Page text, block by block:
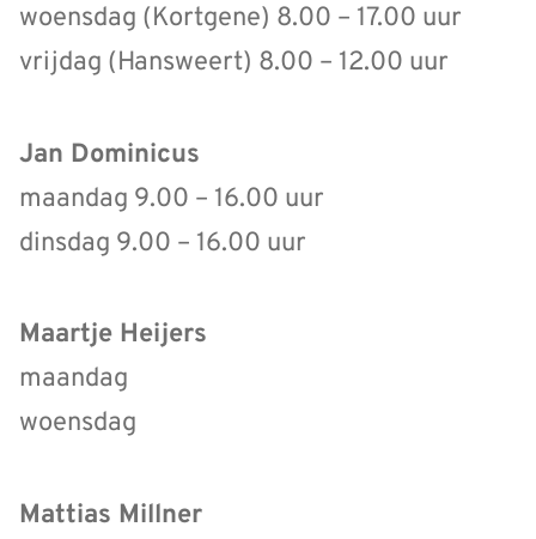
woensdag (Kortgene) 8.00 – 17.00 uur
vrijdag (Hansweert) 8.00 – 12.00 uur
Jan Dominicus
maandag 9.00 – 16.00 uur
dinsdag 9.00 – 16.00 uur
Maartje Heijers
maandag
woensdag
Mattias Millner